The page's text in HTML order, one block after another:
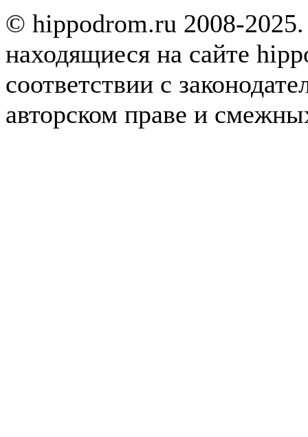
© hippodrom.ru 2008-
находящиеся на сайте
соответствии с
авторском праве и